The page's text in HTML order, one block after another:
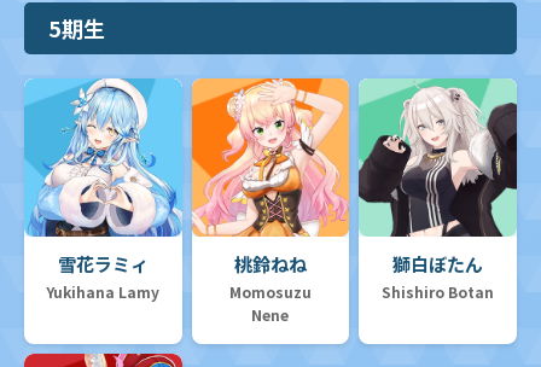
5期生
雪花ラミィ
Yukihana Lamy
桃鈴ねね
Momosuzu
Nene
獅白ぼたん
Shishiro Botan